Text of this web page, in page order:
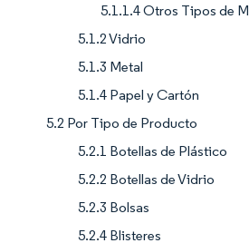
5.1.1.4 Otros Tipos de
5.1.2 Vidrio
5.1.3 Metal
5.1.4 Papel y Cartón
5.2 Por Tipo de Producto
5.2.1 Botellas de Plástico
5.2.2 Botellas de Vidrio
5.2.3 Bolsas
5.2.4 Blisteres